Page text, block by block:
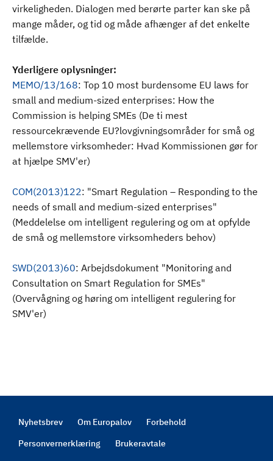
virkeligheden. Dialogen med berørte parter kan ske på
mange måder, og tid og måde afhænger af det enkelte
tilfælde.
Yderligere oplysninger:
MEMO/13/168: Top 10 most burdensome EU laws for
small and medium-sized enterprises: How the
Commission is helping SMEs (De ti mest
ressourcekrævende EU?lovgivningsområder for små og
mellemstore virksomheder: Hvad Kommissionen gør for
at hjælpe SMV'er)
COM(2013)122: "Smart Regulation – Responding to the
needs of small and medium-sized enterprises"
(Meddelelse om intelligent regulering og om at opfylde
de små og mellemstore virksomheders behov)
SWD(2013)60: Arbejdsdokument "Monitoring and
Consultation on Smart Regulation for SMEs"
(Overvågning og høring om intelligent regulering for
SMV'er)
Footer
Nyhetsbrev Om Europalov
Forbehold
Personvernerklæring
Brukeravtale